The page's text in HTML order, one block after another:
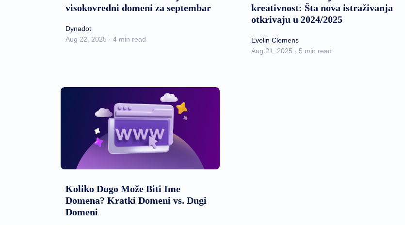
visokovredni domeni za septembar
Dynadot
Aug 22, 2025 · 4 min read
kreativnost: Šta nova istraživanja
otkrivaju u 2024/2025
Evelin Clemens
Aug 21, 2025 · 5 min read
Koliko Dugo Može Biti Ime
Domena? Kratki Domeni vs. Dugi
Domeni